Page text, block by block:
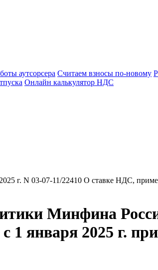
аутсорсера Считаем взносы по-новому
Онлайн калькулятор НДС
г. N 03-07-11/22410 О ставке НДС,
Минфина
января 2025 г.